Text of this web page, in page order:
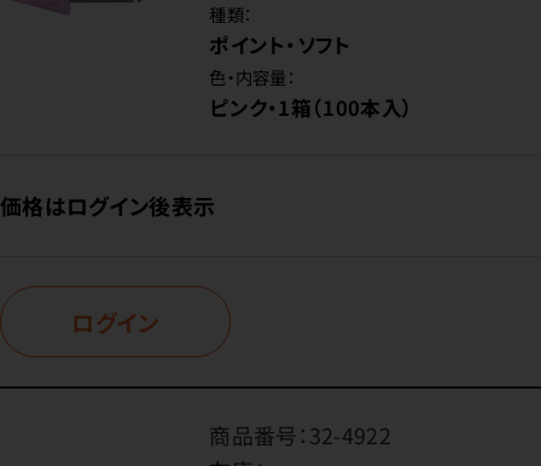
種類：
ポイント・ソフト
色・内容量：
ピンク・1箱（100本入）
価格はログイン後表示
ログイン
商品番号：32-4922